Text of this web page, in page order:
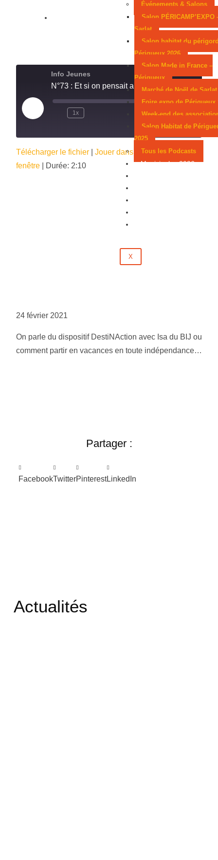
Événements & Salons
Salon PÉRICAMP’EXPO
Sarlat
Salon habitat du
Périgueux 2026
Salon Made in France –
Périgueux
Marché de Noël de Sarlat
Foire expo de Périgueux
Week-end des
Salon Habitat de
2025
Tous les Podcasts
Municipales 2026
X
Info Jeunes
N°73 : Et si on pensait aux prochaines vacances... ?
1x 00:00 / 2:10
Télécharger le fichier
Jouer dans une nouvelle
fenêtre
Durée: 2:10
24 février 2021
On parle du dispositif DestiNAction avec Isa du BIJ ou
comment partir en vacances en toute indépendance…
Partager :
FacebookTwitterPinterestLinkedIn
Actualités